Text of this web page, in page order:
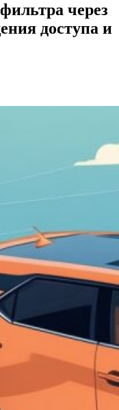
через
доступа и